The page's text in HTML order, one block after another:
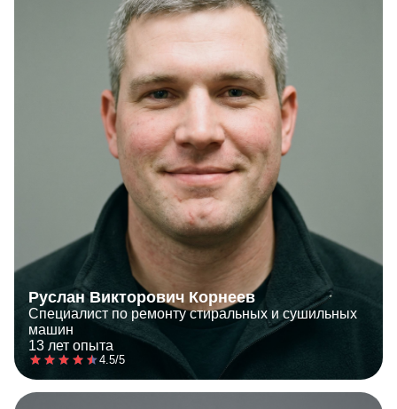
Руслан Викторович Корнеев
Специалист по ремонту стиральных и сушильных
машин
13 лет опыта
4.5/5